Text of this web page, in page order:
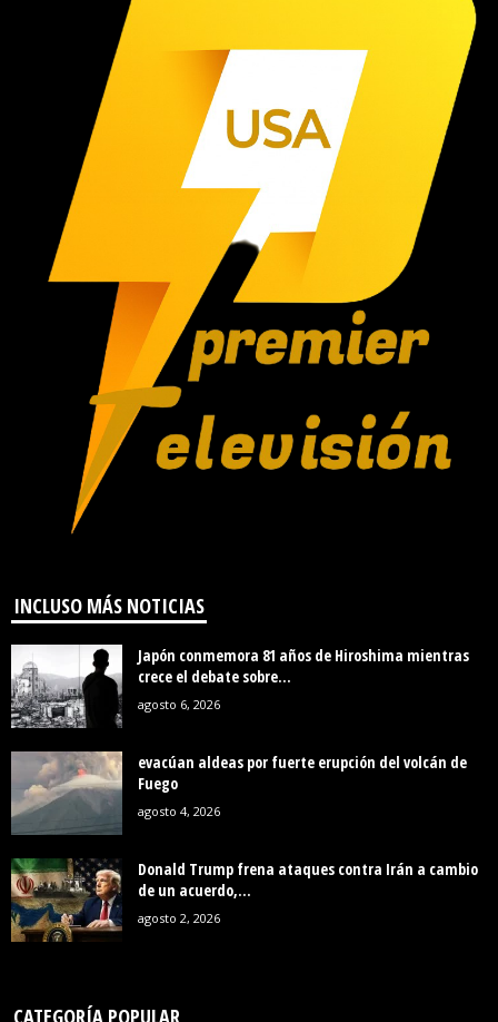
INCLUSO MÁS NOTICIAS
Japón conmemora 81 años de Hiroshima mientras
crece el debate sobre...
agosto 6, 2026
evacúan aldeas por fuerte erupción del volcán de
Fuego
agosto 4, 2026
Donald Trump frena ataques contra Irán a cambio
de un acuerdo,...
agosto 2, 2026
CATEGORÍA POPULAR